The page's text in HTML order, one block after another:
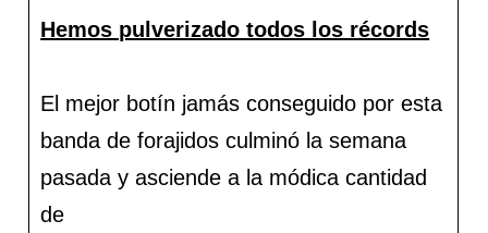
Hemos pulverizado todos los récords
El mejor botín jamás conseguido por esta
banda de forajidos culminó la semana
pasada y asciende a la módica cantidad
de